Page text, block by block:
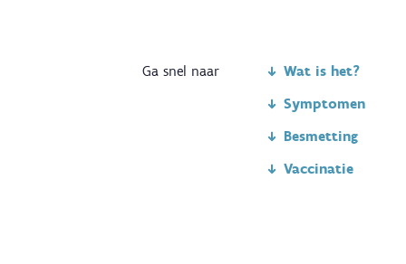
Ga snel naar
Wat is het?
Symptomen
Besmetting
Vaccinatie